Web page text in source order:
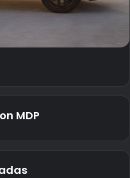
MDP